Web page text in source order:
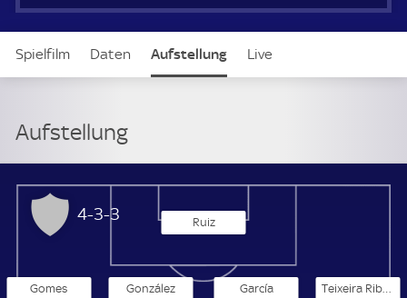
u
t
u
t
Spielfilm Daten Aufstellung Live
Aufstellung
UE Santa Coloma
4-3-3 Ruiz
Gomes González García Teixeira Ribeiro